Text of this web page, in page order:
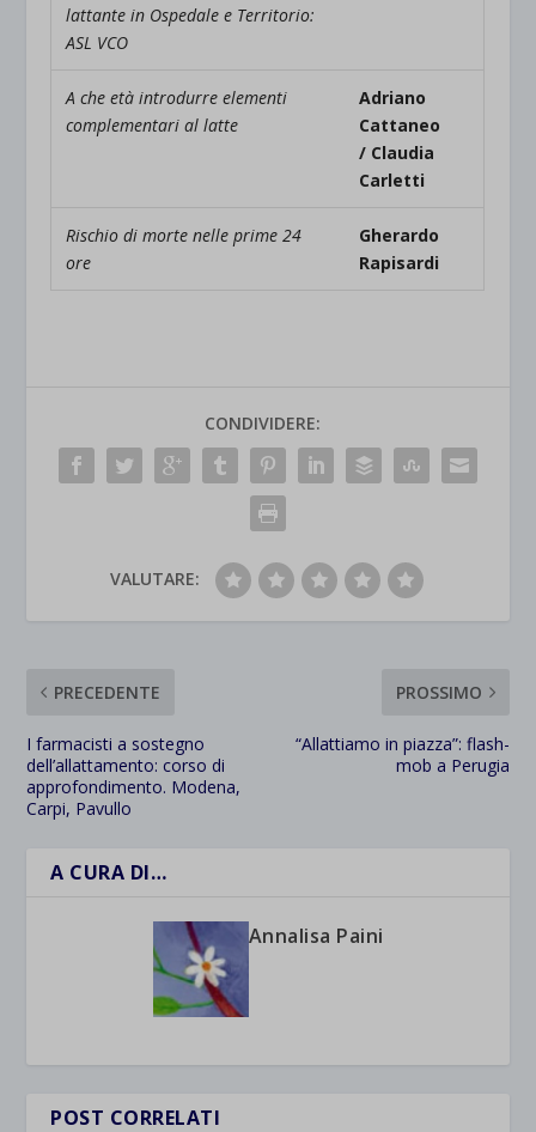
lattante in Ospedale e Territorio:
ASL VCO
A che età introdurre elementi
complementari al latte
Adriano
Cattaneo
/ Claudia
Carletti
Rischio di morte nelle prime 24
ore
Gherardo
Rapisardi
CONDIVIDERE:
VALUTARE:
PRECEDENTE
I farmacisti a sostegno
dell’allattamento: corso di
approfondimento. Modena,
Carpi, Pavullo
PROSSIMO
“Allattiamo in piazza”: flash-
mob a Perugia
A CURA DI…
Annalisa Paini
POST CORRELATI